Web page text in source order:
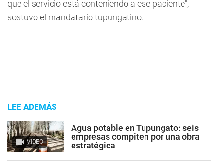
que el servicio está conteniendo a ese paciente",
sostuvo el mandatario tupungatino.
LEE ADEMÁS
VIDEO
Agua potable en Tupungato: seis
empresas compiten por una obra
estratégica